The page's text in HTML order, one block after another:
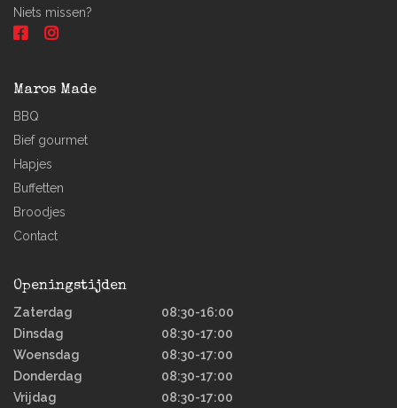
Niets missen?
Maros Made
BBQ
Bief gourmet
Hapjes
Buffetten
Broodjes
Contact
Openingstijden
Zaterdag
08:30-16:00
Dinsdag
08:30-17:00
Woensdag
08:30-17:00
Donderdag
08:30-17:00
Vrijdag
08:30-17:00